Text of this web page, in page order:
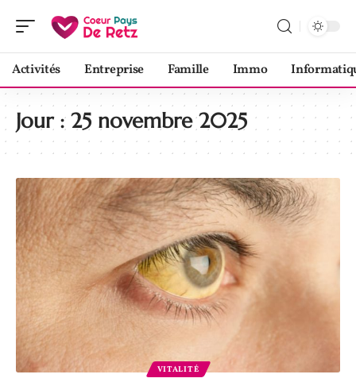
Activités Entreprise Famille Immo
Jour :25 novembre 2025
VITALITÉ